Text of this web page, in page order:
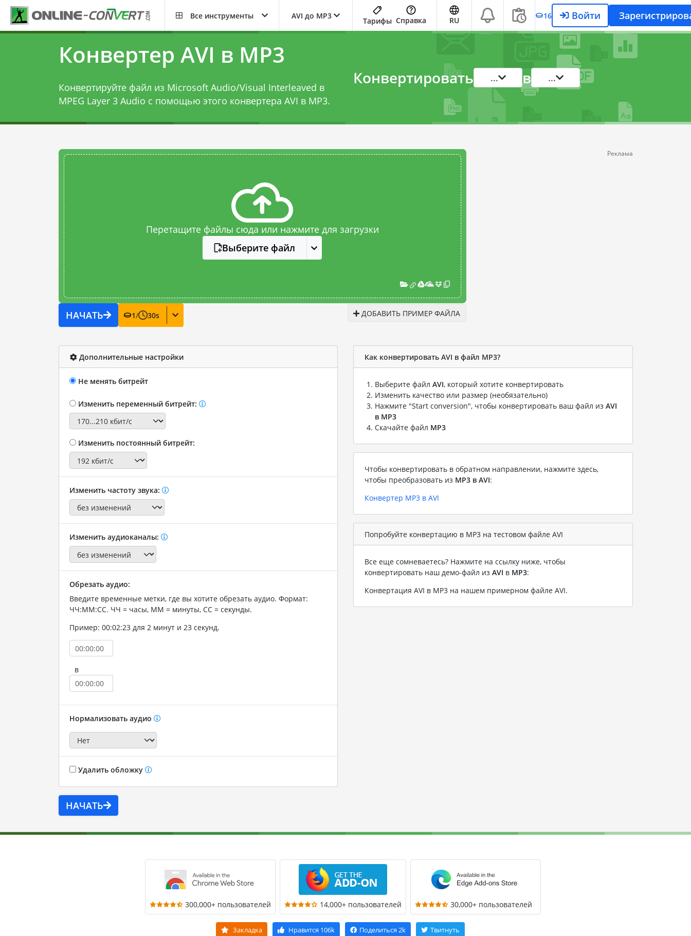
Все инструменты AVI до MP3
Тарифы Справка RU 16 Войти
Конвертер AVI в MP3
Конвертируйте файл из Microsoft Audio/Visual Interleaved в
MPEG Layer 3 Audio с помощью этого конвертера AVI в MP3.
Конвертировать ... в ...
Перетащите файлы сюда или нажмите для загрузки
Выберите файл
НАЧАТЬ 1/ 30s ДОБАВИТЬ ПРИМЕР ФАЙЛА
Реклама
Дополнительные настройки
Не менять битрейт
Изменить переменный битрейт:
Изменить постоянный битрейт:
Изменить частоту звука:
Изменить аудиоканалы:
Обрезать аудио:
Введите временные метки, где вы хотите обрезать аудио. Формат:
ЧЧ:ММ:СС. ЧЧ = часы, ММ = минуты, СС = секунды.
Пример: 00:02:23 для 2 минут и 23 секунд.
в
Нормализовать аудио
Удалить обложку
НАЧАТЬ
Как конвертировать AVI в файл MP3?
Выберите файл AVI, который хотите конвертировать
Изменить качество или размер (необязательно)
Нажмите "Start conversion", чтобы конвертировать ваш файл из AVI
в MP3
Скачайте файл MP3
Чтобы конвертировать в обратном направлении, нажмите здесь,
чтобы преобразовать из MP3 в AVI:
Конвертер MP3 в AVI
Попробуйте конвертацию в MP3 на тестовом файле AVI
Все еще сомневаетесь? Нажмите на ссылку ниже, чтобы
конвертировать наш демо-файл из AVI в MP3:
Конвертация AVI в MP3 на нашем примерном файле AVI.
300,000+ пользователей 14,000+ пользователей 30,000+ пользователей
Закладка Нравится 106k Поделиться 2k Твитнуть